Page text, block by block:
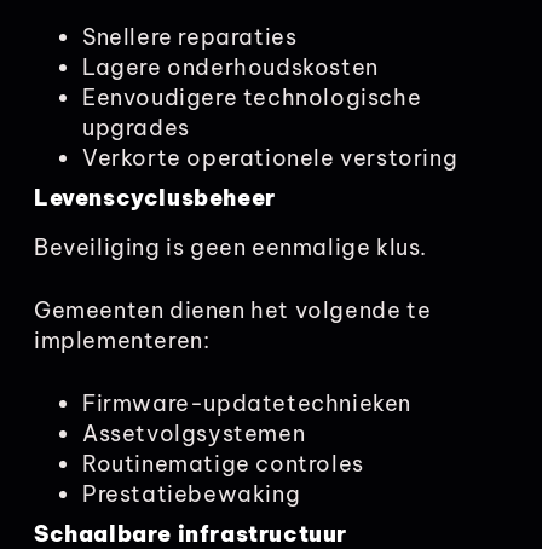
Snellere reparaties
Lagere onderhoudskosten
Eenvoudigere technologische
upgrades
Verkorte operationele verstoring
Levenscyclusbeheer
Beveiliging is geen eenmalige klus.
Gemeenten dienen het volgende te
implementeren:
Firmware-updatetechnieken
Assetvolgsystemen
Routinematige controles
Prestatiebewaking
Schaalbare infrastructuur